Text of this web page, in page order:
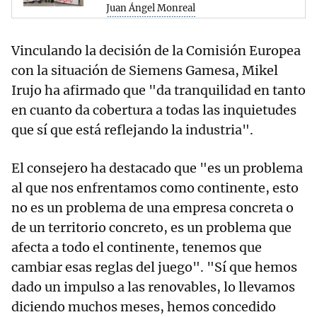
Juan Ángel Monreal
Vinculando la decisión de la Comisión Europea
con la situación de Siemens Gamesa, Mikel
Irujo ha afirmado que "da tranquilidad en tanto
en cuanto da cobertura a todas las inquietudes
que sí que está reflejando la industria".
El consejero ha destacado que "es un problema
al que nos enfrentamos como continente, esto
no es un problema de una empresa concreta o
de un territorio concreto, es un problema que
afecta a todo el continente, tenemos que
cambiar esas reglas del juego". "Sí que hemos
dado un impulso a las renovables, lo llevamos
diciendo muchos meses, hemos concedido